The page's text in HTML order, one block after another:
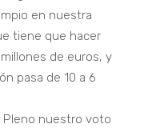
en nuestra
tiene que hacer
de euros, y
pasa de 10 a 6
Pleno nuestro voto